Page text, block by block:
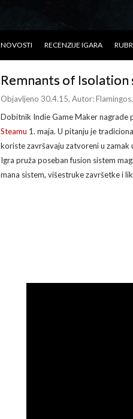
NOVOSTI RECENZIJE IGARA
Remnants of Isolation
Objavljeno 30.4.15, Autor:Flamingos
Dobitnik Indie Game Maker nagrade
Steamu 1. maja. U pitanju je
koriste završavaju zatvoreni u
Igra pruža poseban fusion sistem
mana sistem, višestruke završetke i